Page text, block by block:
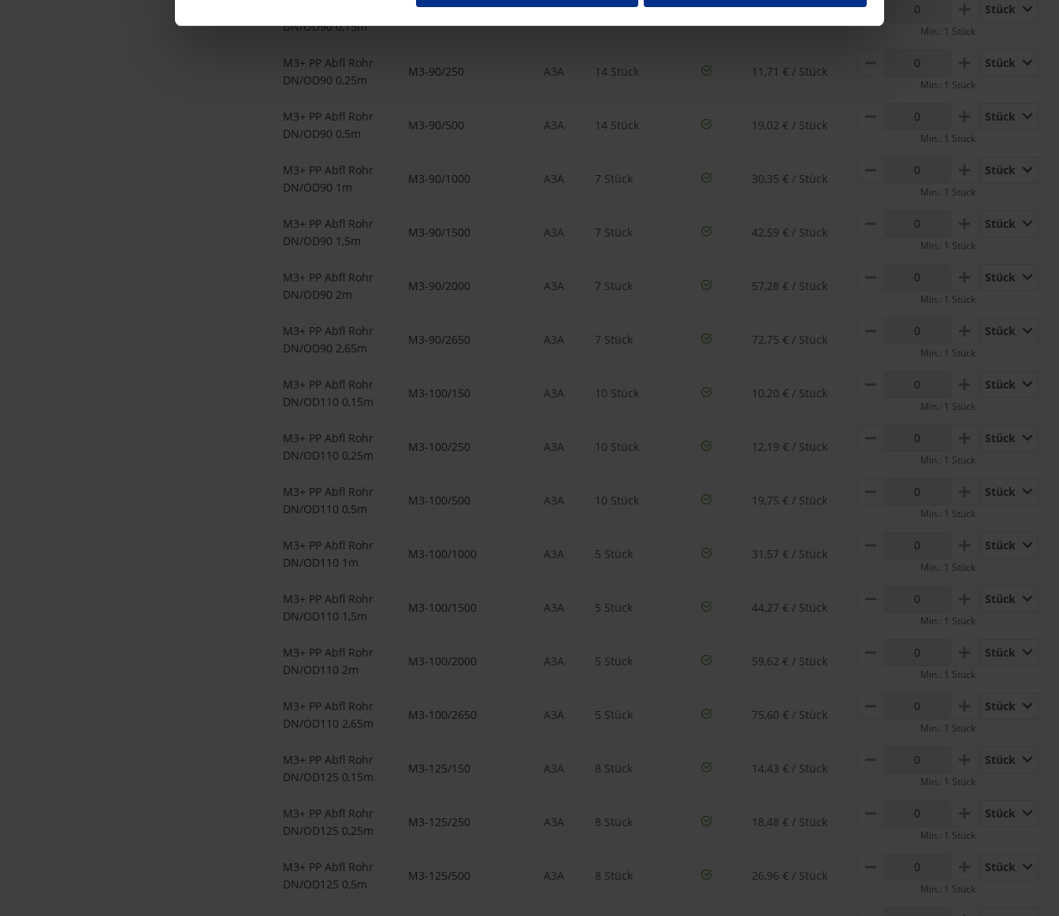
DN/OD90 0,15m
PLUSStück
Min.: 1 Stück
M3+ PP Abfl Rohr
DN/OD90 0,25m
M3-90/250 A3A 14 Stück 11,71 € / Stück MINUS PLUSStück
Min.: 1 Stück
M3+ PP Abfl Rohr
DN/OD90 0,5m
M3-90/500 A3A 14 Stück 19,02 € / Stück MINUS PLUSStück
Min.: 1 Stück
M3+ PP Abfl Rohr
DN/OD90 1m
M3-90/1000 A3A 7 Stück 30,35 € / Stück MINUS PLUSStück
Min.: 1 Stück
M3+ PP Abfl Rohr
DN/OD90 1,5m
M3-90/1500 A3A 7 Stück 42,59 € / Stück MINUS PLUSStück
Min.: 1 Stück
M3+ PP Abfl Rohr
DN/OD90 2m
M3-90/2000 A3A 7 Stück 57,28 € / Stück MINUS PLUSStück
Min.: 1 Stück
M3+ PP Abfl Rohr
DN/OD90 2,65m
M3-90/2650 A3A 7 Stück 72,75 € / Stück MINUS PLUSStück
Min.: 1 Stück
M3+ PP Abfl Rohr
DN/OD110 0,15m
M3-100/150 A3A 10 Stück 10,20 € / Stück MINUS PLUSStück
Min.: 1 Stück
M3+ PP Abfl Rohr
DN/OD110 0,25m
M3-100/250 A3A 10 Stück 12,19 € / Stück MINUS PLUSStück
Min.: 1 Stück
M3+ PP Abfl Rohr
DN/OD110 0,5m
M3-100/500 A3A 10 Stück 19,75 € / Stück MINUS PLUSStück
Min.: 1 Stück
M3+ PP Abfl Rohr
DN/OD110 1m
M3-100/1000 A3A 5 Stück 31,57 € / Stück MINUS PLUSStück
Min.: 1 Stück
M3+ PP Abfl Rohr
DN/OD110 1,5m
M3-100/1500 A3A 5 Stück 44,27 € / Stück MINUS PLUSStück
Min.: 1 Stück
M3+ PP Abfl Rohr
DN/OD110 2m
M3-100/2000 A3A 5 Stück 59,62 € / Stück MINUS PLUSStück
Min.: 1 Stück
M3+ PP Abfl Rohr
DN/OD110 2,65m
M3-100/2650 A3A 5 Stück 75,60 € / Stück MINUS PLUSStück
Min.: 1 Stück
M3+ PP Abfl Rohr
DN/OD125 0,15m
M3-125/150 A3A 8 Stück 14,43 € / Stück MINUS PLUSStück
Min.: 1 Stück
M3+ PP Abfl Rohr
DN/OD125 0,25m
M3-125/250 A3A 8 Stück 18,48 € / Stück MINUS PLUSStück
Min.: 1 Stück
M3+ PP Abfl Rohr
DN/OD125 0,5m
M3-125/500 A3A 8 Stück 26,96 € / Stück MINUS PLUSStück
Min.: 1 Stück